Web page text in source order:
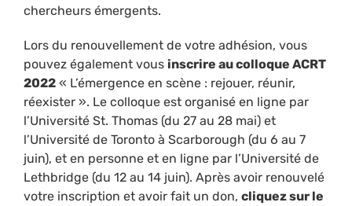
chercheurs émergents.
Lors du renouvellement de votre adhésion, vous
pouvez également vous inscrire au colloque ACRT
2022 « L’émergence en scène : rejouer, réunir,
réexister ». Le colloque est organisé en ligne par
l’Université St. Thomas (du 27 au 28 mai) et
l’Université de Toronto à Scarborough (du 6 au 7
juin), et en personne et en ligne par l’Université de
Lethbridge (du 12 au 14 juin). Après avoir renouvelé
votre inscription et avoir fait un don, cliquez sur le